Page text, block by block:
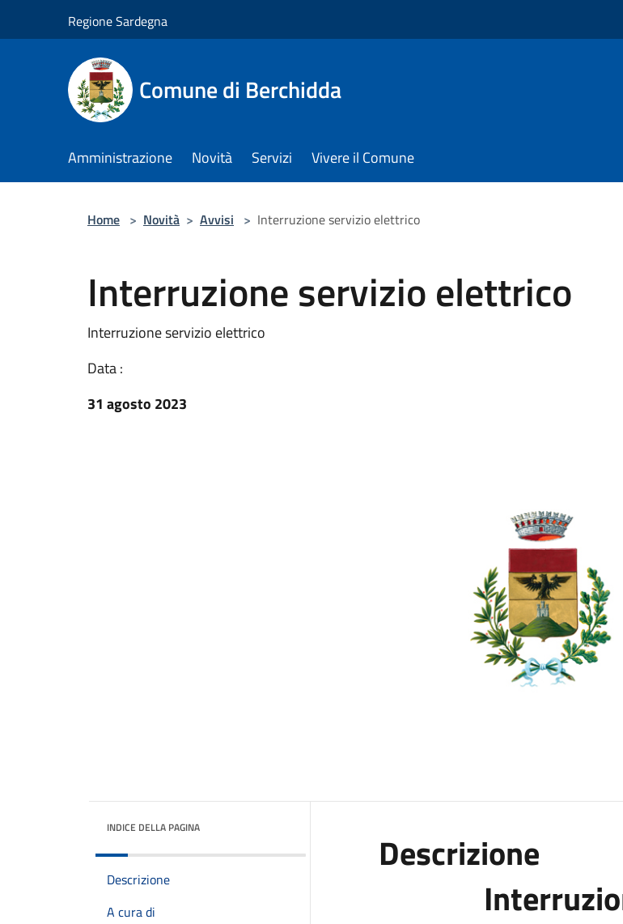
Regione Sardegna
Comune di Berchidda
Amministrazione Novità Servizi Vivere il Comune
Home > Novità > Avvisi > Interruzione servizio elettrico
Interruzione servizio elettrico
Interruzione servizio elettrico
Data :
31 agosto 2023
INDICE DELLA PAGINA
Descrizione
A cura di
Descrizione